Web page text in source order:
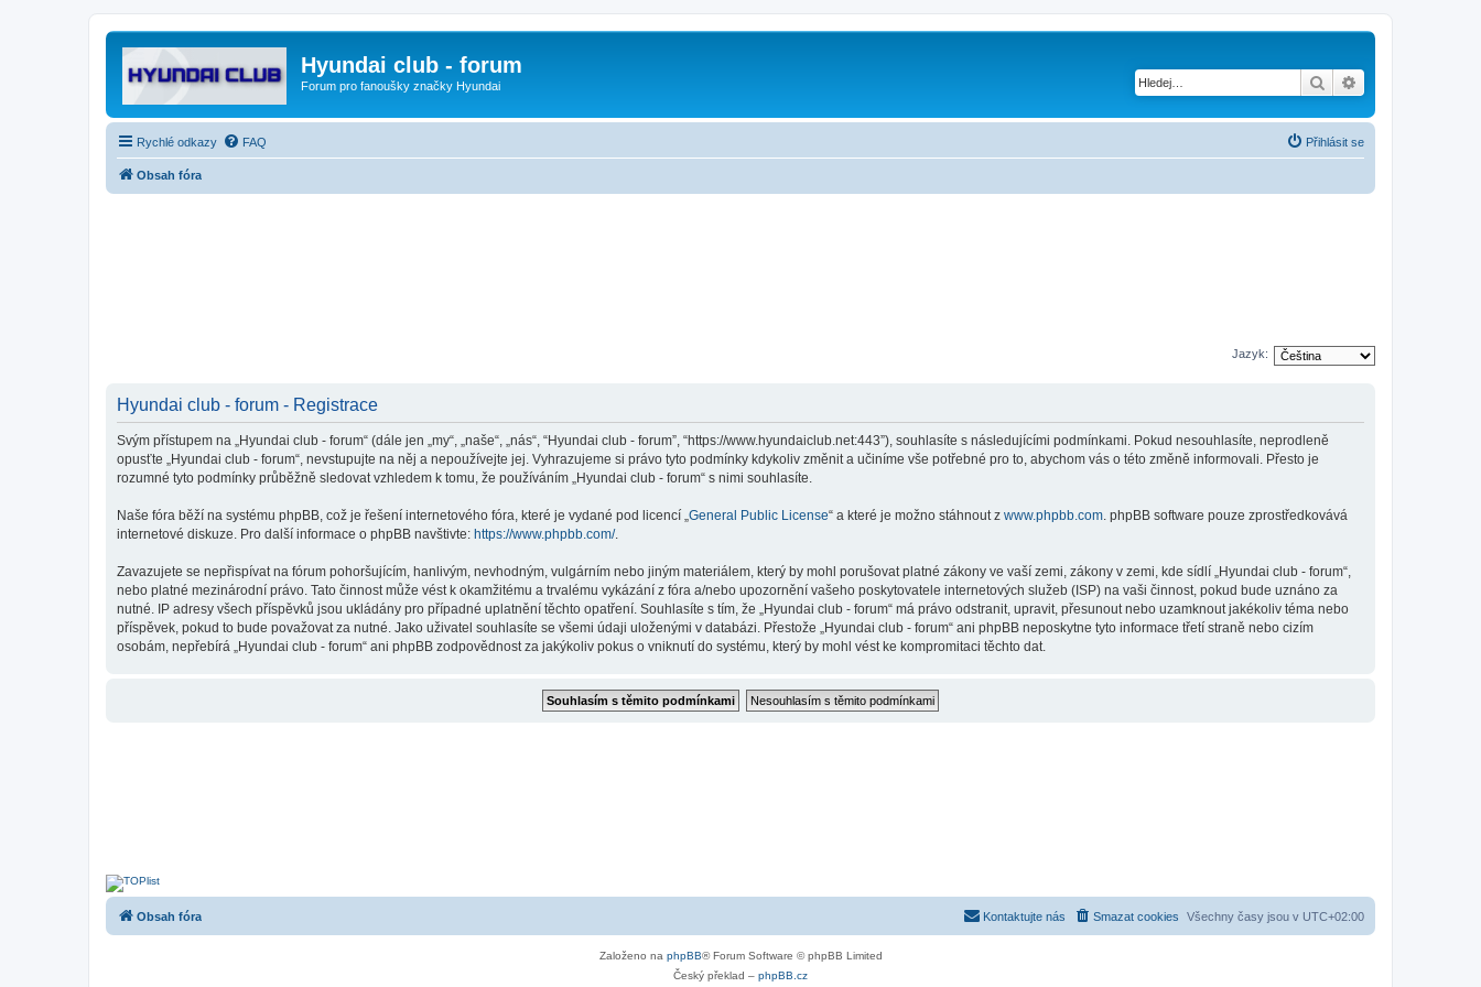
Hyundai club - forum
Forum pro fanoušky značky Hyundai Hledat
Rychlé odkazy FAQ Přihlásit se
Obsah fóra
Jazyk:
Hyundai club - forum - Registrace
Svým přístupem na „Hyundai club - forum“ (dále jen „my“, „naše“, „nás“, “Hyundai club - forum”, “https://www.hyundaiclub.net:443”), souhlasíte s následujícími podmínkami. Pokud nesouhlasíte, neprodleně
opusťte „Hyundai club - forum“, nevstupujte na něj a nepoužívejte jej. Vyhrazujeme si právo tyto podmínky kdykoliv změnit a učiníme vše potřebné pro to, abychom vás o této změně informovali. Přesto je
rozumné tyto podmínky průběžně sledovat vzhledem k tomu, že používáním „Hyundai club - forum“ s nimi souhlasíte.
Naše fóra běží na systému phpBB, což je řešení internetového fóra, které je vydané pod licencí „General Public License“ a které je možno stáhnout z www.phpbb.com. phpBB software pouze zprostředkovává
internetové diskuze. Pro další informace o phpBB navštivte: https://www.phpbb.com/.
Zavazujete se nepřispívat na fórum pohoršujícím, hanlivým, nevhodným, vulgárním nebo jiným materiálem, který by mohl porušovat platné zákony ve vaší zemi, zákony v zemi, kde sídlí „Hyundai club - forum“,
nebo platné mezinárodní právo. Tato činnost může vést k okamžitému a trvalému vykázání z fóra a/nebo upozornění vašeho poskytovatele internetových služeb (ISP) na vaši činnost, pokud bude uznáno za
nutné. IP adresy všech příspěvků jsou ukládány pro případné uplatnění těchto opatření. Souhlasíte s tím, že „Hyundai club - forum“ má právo odstranit, upravit, přesunout nebo uzamknout jakékoliv téma nebo
příspěvek, pokud to bude považovat za nutné. Jako uživatel souhlasíte se všemi údaji uloženými v databázi. Přestože „Hyundai club - forum“ ani phpBB neposkytne tyto informace třetí straně nebo cizím
osobám, nepřebírá „Hyundai club - forum“ ani phpBB zodpovědnost za jakýkoliv pokus o vniknutí do systému, který by mohl vést ke kompromitaci těchto dat.
Obsah fóra Všechny časy jsou v UTC+02:00
Smazat cookies
Kontaktujte nás
Založeno na phpBB® Forum Software © phpBB Limited
Český překlad – phpBB.cz